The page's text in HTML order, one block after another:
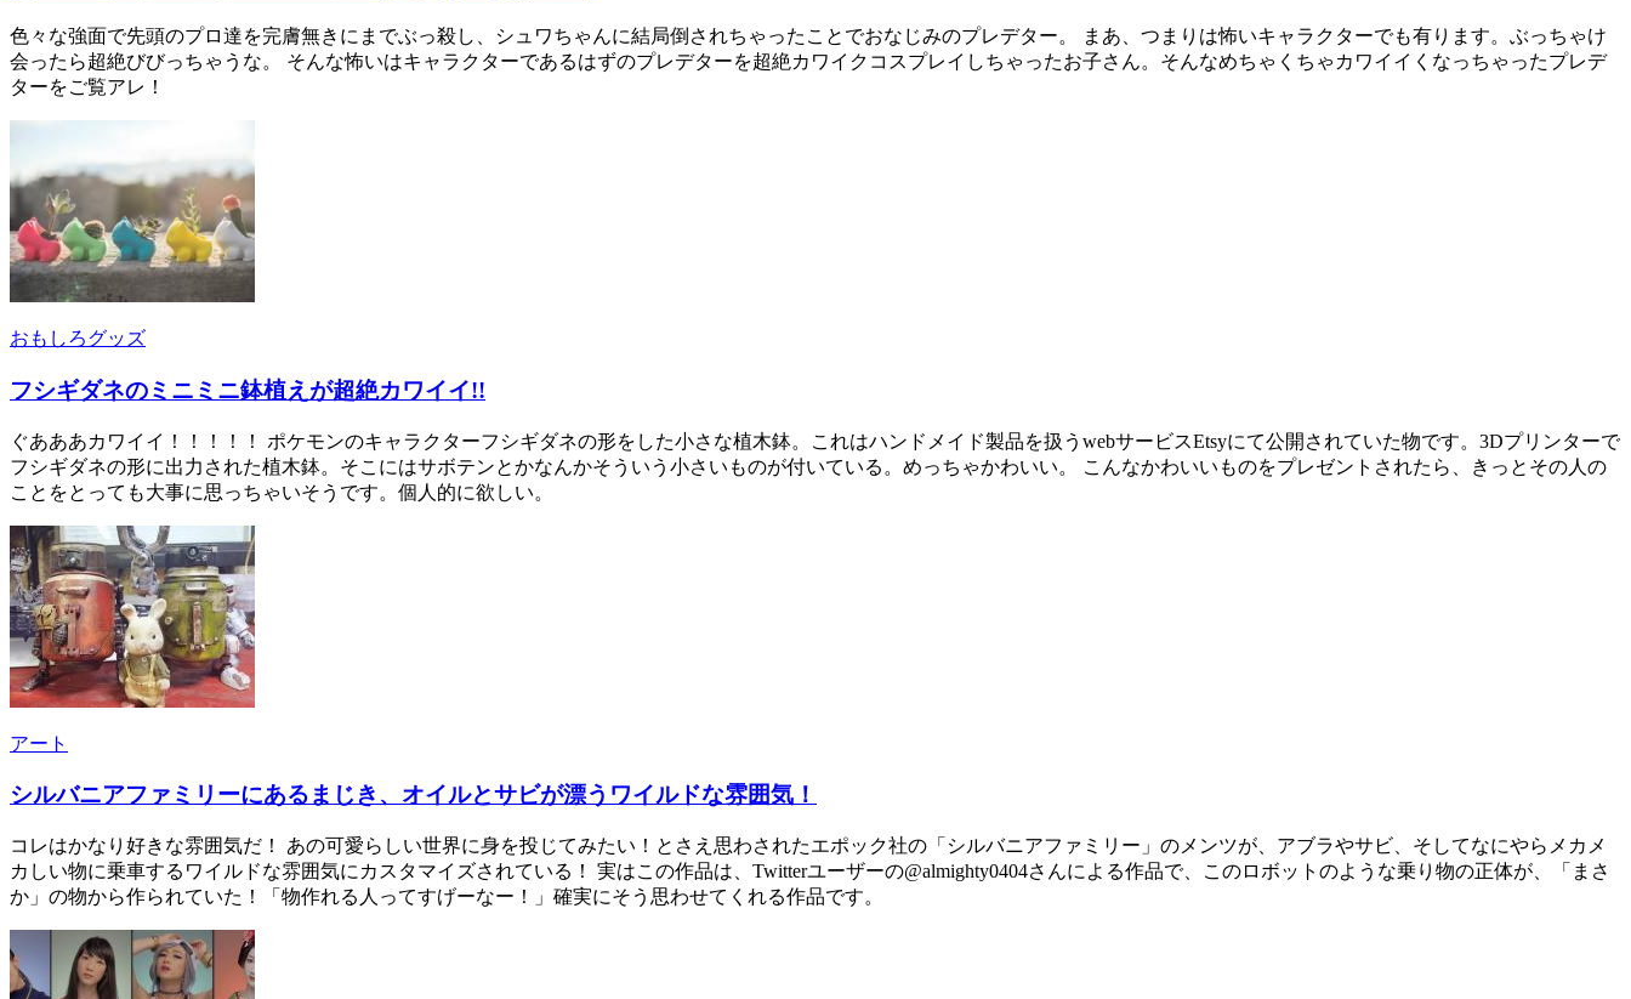
色々な強面で先頭のプロ達を完膚無きにまでぶっ殺し、シュワちゃんに結局倒されちゃったことでおなじみのプレデター。 まあ、つまりは怖いキャラクターでも有ります。ぶっちゃけ
会ったら超絶びびっちゃうな。 そんな怖いはキャラクターであるはずのプレデターを超絶カワイクコスプレイしちゃったお子さん。そんなめちゃくちゃカワイイくなっちゃったプレデ
ターをご覧アレ！
おもしろグッズ
フシギダネのミニミニ鉢植えが超絶カワイイ!!
ぐあああカワイイ！！！！！ ポケモンのキャラクターフシギダネの形をした小さな植木鉢。これはハンドメイド製品を扱うwebサービスEtsyにて公開されていた物です。3Dプリンターで
フシギダネの形に出力された植木鉢。そこにはサボテンとかなんかそういう小さいものが付いている。めっちゃかわいい。 こんなかわいいものをプレゼントされたら、きっとその人の
ことをとっても大事に思っちゃいそうです。個人的に欲しい。
アート
シルバニアファミリーにあるまじき、オイルとサビが漂うワイルドな雰囲気！
コレはかなり好きな雰囲気だ！ あの可愛らしい世界に身を投じてみたい！とさえ思わされたエポック社の「シルバニアファミリー」のメンツが、アブラやサビ、そしてなにやらメカメ
カしい物に乗車するワイルドな雰囲気にカスタマイズされている！ 実はこの作品は、Twitterユーザーの@almighty0404さんによる作品で、このロボットのような乗り物の正体が、「まさ
か」の物から作られていた！「物作れる人ってすげーなー！」確実にそう思わせてくれる作品です。